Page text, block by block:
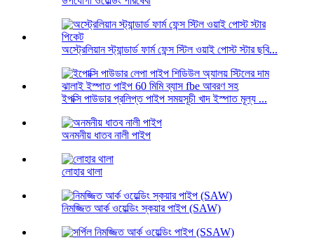
অস্ট্রেলিয়ান স্ট্যান্ডার্ড ফার্ম ফেন্স স্টিল ওয়াই পোস্ট স্টার ছবি...
ইপক্সি পাউডার প্রলিপ্ত পাইপ সময়সূচী খাদ ইস্পাত মূল্য ...
অনমনীয় ধাতব নালী পাইপ
লোহার থালা
নিমজ্জিত আর্ক ওয়েল্ডিং স্কয়ার পাইপ (SAW)